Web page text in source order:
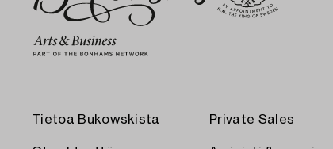
Tietoa Bukowskista Private Sales